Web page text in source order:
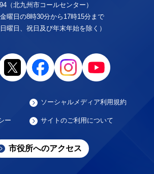
（北九州市コールセンター）
曜日の8時30分から17時15分まで
日曜日、祝日及び年末年始を除く）
ソーシャルメディア利用規約
ー サイトのご利用について
市役所へのアクセス